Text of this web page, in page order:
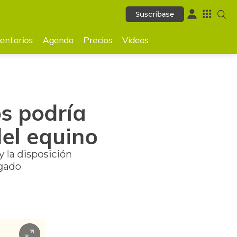
Suscríbase
Suscríbase
Agenda Precios Videos
podría
equino
la disposición